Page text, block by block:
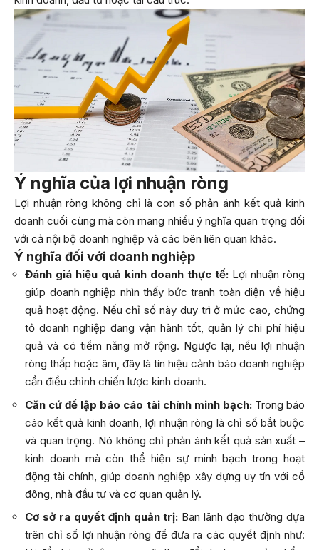
Ý nghĩa của lợi nhuận ròng
Lợi nhuận ròng không chỉ là con số phản ánh kết quả kinh
doanh cuối cùng mà còn mang nhiều ý nghĩa quan trọng đối
với cả nội bộ doanh nghiệp và các bên liên quan khác.
Ý nghĩa đối với doanh nghiệp
Đánh giá hiệu quả kinh doanh thực tế: Lợi nhuận ròng
giúp doanh nghiệp nhìn thấy bức tranh toàn diện về hiệu
quả hoạt động. Nếu chỉ số này duy trì ở mức cao, chứng
tỏ doanh nghiệp đang vận hành tốt, quản lý chi phí hiệu
quả và có tiềm năng mở rộng. Ngược lại, nếu lợi nhuận
ròng thấp hoặc âm, đây là tín hiệu cảnh báo doanh nghiệp
cần điều chỉnh chiến lược kinh doanh.
Căn cứ để lập báo cáo tài chính minh bạch:Trong báo
cáo kết quả kinh doanh, lợi nhuận ròng là chỉ số bắt buộc
và quan trọng. Nó không chỉ phản ánh kết quả sản xuất –
kinh doanh mà còn thể hiện sự minh bạch trong hoạt
động tài chính, giúp doanh nghiệp xây dựng uy tín với cổ
đông, nhà đầu tư và cơ quan quản lý.
Cơ sở ra quyết định quản trị: Ban lãnh đạo thường dựa
trên chỉ số lợi nhuận ròng để đưa ra các quyết định như: